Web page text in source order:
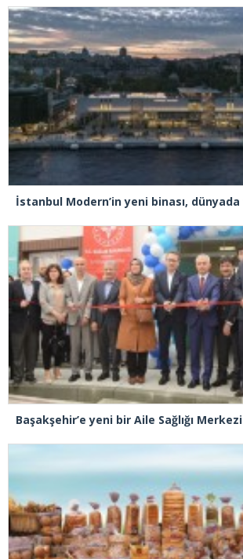
Başakşehir’e yeni bir Aile Sağlığı Merkezi